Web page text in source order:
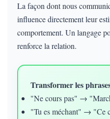
La façon dont nous
influence directement leur
comportement. Un langage
renforce la relation.
Transformer les
"Ne cours pas" →
"Tu es méchant" → "Ce